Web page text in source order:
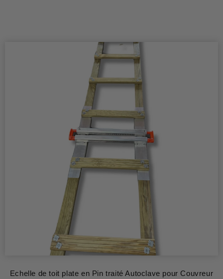
Echelle de toit plate en Pin traité Autoclave pour Couvreur